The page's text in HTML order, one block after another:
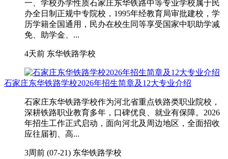
一、学校办学性质石家庄东华铁路中等专业学校属于民
办全日制正规中专院校，1995年经教育局审批建校，学
历学籍全国通用，民办在校生同等享受国家中职助学减
免、助学金、...
4天前 东华铁路学校
石家庄东华铁路学校2026年招生简章及12大专业介绍
石家庄东华铁路学校作为河北省重点铁路类职业院校，
深耕铁路职业教育多年，口碑优良、就业有保障。2026
年招生工作正式启动，面向河北及周边地区，全面招收
应往届初、高...
3周前 (07-21) 东华铁路学校